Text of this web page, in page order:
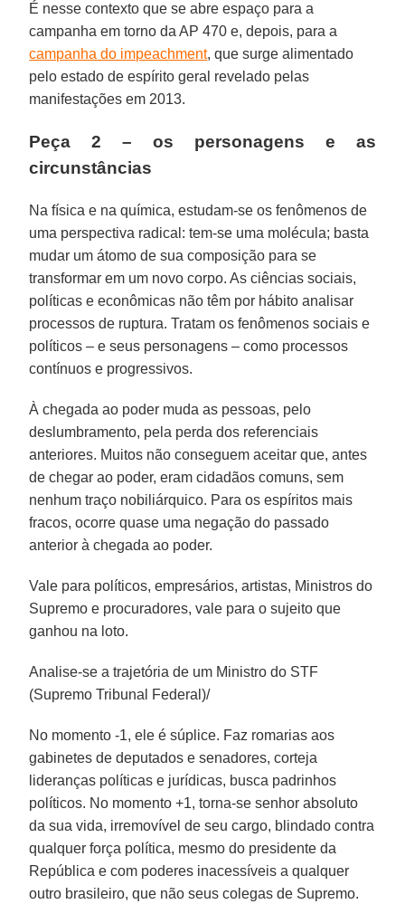
É nesse contexto que se abre espaço para a
campanha em torno da AP 470 e, depois, para a
campanha do impeachment, que surge alimentado
pelo estado de espírito geral revelado pelas
manifestações em 2013.
Peça 2 – os personagens e as
circunstâncias
Na física e na química, estudam-se os fenômenos de
uma perspectiva radical: tem-se uma molécula; basta
mudar um átomo de sua composição para se
transformar em um novo corpo. As ciências sociais,
políticas e econômicas não têm por hábito analisar
processos de ruptura. Tratam os fenômenos sociais e
políticos – e seus personagens – como processos
contínuos e progressivos.
À chegada ao poder muda as pessoas, pelo
deslumbramento, pela perda dos referenciais
anteriores. Muitos não conseguem aceitar que, antes
de chegar ao poder, eram cidadãos comuns, sem
nenhum traço nobiliárquico. Para os espíritos mais
fracos, ocorre quase uma negação do passado
anterior à chegada ao poder.
Vale para políticos, empresários, artistas, Ministros do
Supremo e procuradores, vale para o sujeito que
ganhou na loto.
Analise-se a trajetória de um Ministro do STF
(Supremo Tribunal Federal)/
No momento -1, ele é súplice. Faz romarias aos
gabinetes de deputados e senadores, corteja
lideranças políticas e jurídicas, busca padrinhos
políticos. No momento +1, torna-se senhor absoluto
da sua vida, irremovível de seu cargo, blindado contra
qualquer força política, mesmo do presidente da
República e com poderes inacessíveis a qualquer
outro brasileiro, que não seus colegas de Supremo.